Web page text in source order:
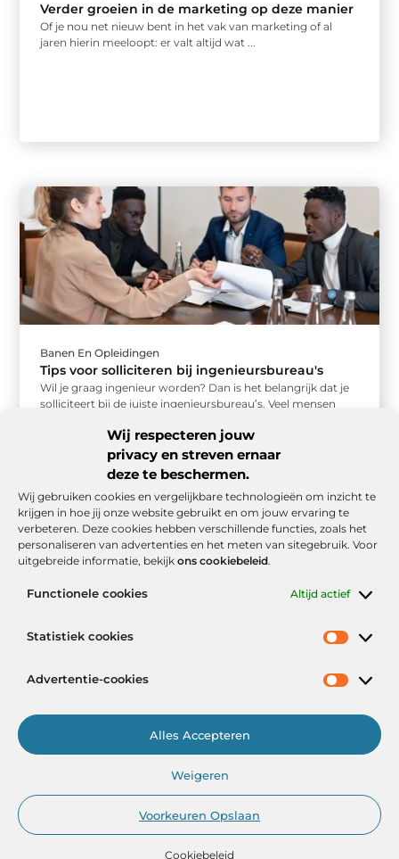
Wij respecteren jouw
privacy en streven ernaar
deze te beschermen.
Wij gebruiken cookies en vergelijkbare technologieën om inzicht te
krijgen in hoe jij onze website gebruikt en om jouw ervaring te
verbeteren. Deze cookies hebben verschillende functies, zoals het
personaliseren van advertenties en het meten van sitegebruik. Voor
uitgebreide informatie, bekijk ons cookiebeleid.
Functionele cookies Altijd actief
Statistiek cookies
Advertentie-cookies
Alles Accepteren
Weigeren
Voorkeuren Opslaan
Cookiebeleid
Verder groeien in de marketing op deze manier
Of je nou net nieuw bent in het vak van marketing of al
jaren hierin meeloopt: er valt altijd wat ...
Banen En Opleidingen
Tips voor solliciteren bij ingenieursbureau's
Wil je graag ingenieur worden? Dan is het belangrijk dat je
solliciteert bij de juiste ingenieursbureau’s. Veel mensen
Het Portaal voor Inzichten en Inspiratie
— AdviesPortal.nl verzamelt de beste blogs en artikelen om jou te
helpen groeien. Ontdek, leer en laat je inspireren!
Onze informatie